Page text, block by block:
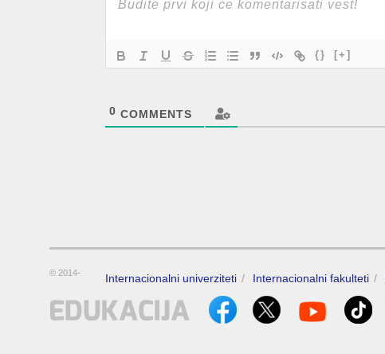
{} [+]
0 COMMENTS
Internacionalni univerziteti Internacionalni fakulteti
© 2014-